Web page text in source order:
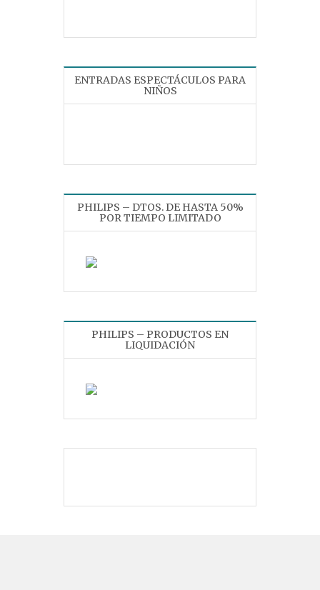
ENTRADAS ESPECTÁCULOS PARA
NIÑOS
PHILIPS – DTOS. DE HASTA 50%
POR TIEMPO LIMITADO
PHILIPS – PRODUCTOS EN
LIQUIDACIÓN